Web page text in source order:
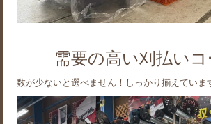
需要の高い刈払いコ
数が少ないと選べません！しっかり揃えていま